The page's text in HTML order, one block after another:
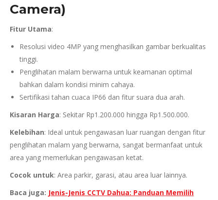
Camera)
Fitur Utama:
Resolusi video 4MP yang menghasilkan gambar berkualitas
tinggi.
Penglihatan malam berwarna untuk keamanan optimal
bahkan dalam kondisi minim cahaya.
Sertifikasi tahan cuaca IP66 dan fitur suara dua arah.
Kisaran Harga: Sekitar Rp1.200.000 hingga Rp1.500.000.
Kelebihan: Ideal untuk pengawasan luar ruangan dengan fitur
penglihatan malam yang berwarna, sangat bermanfaat untuk
area yang memerlukan pengawasan ketat.
Cocok untuk: Area parkir, garasi, atau area luar lainnya.
Baca juga: Jenis-Jenis CCTV Dahua: Panduan Memilih